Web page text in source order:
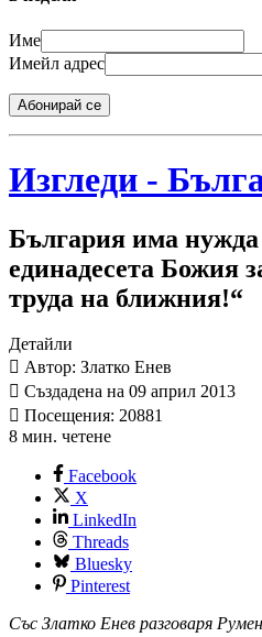
Име
Имейл адрес
Абонирай се
Изгледи -
България има нужда
единадесета Божия
труда на ближния!“
Детайли
Автор: Златко Енев
Създадена на 09 април 2013
Посещения: 20881
8 мин. четене
Facebook
X
LinkedIn
Threads
Bluesky
Pinterest
Със Златко Енев разговаря